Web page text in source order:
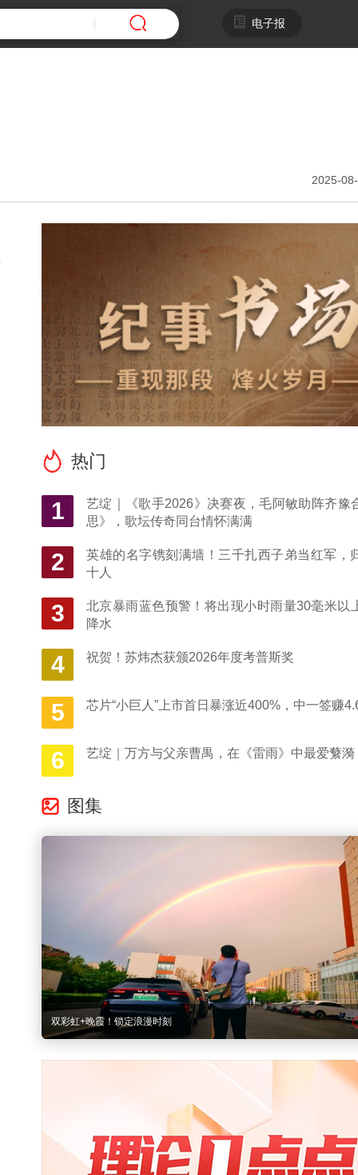
电子报
2025-
热门
1
艺绽｜《歌手2026》决赛夜，毛阿敏助阵齐豫
思》，歌坛传奇同台情怀满满
2
英雄的名字镌刻满墙！三千扎西子弟当红军，
十人
3
北京暴雨蓝色预警！将出现小时雨量30毫米以
降水
4 祝贺！苏炜杰获颁2026年度考普斯奖
5 芯片“小巨人”上市首日暴涨近400%，中一签赚
6 艺绽｜万方与父亲曹禺，在《雷雨》中最爱蘩漪
图集
多图直击｜京城晚高峰遭遇雨水 “突击”